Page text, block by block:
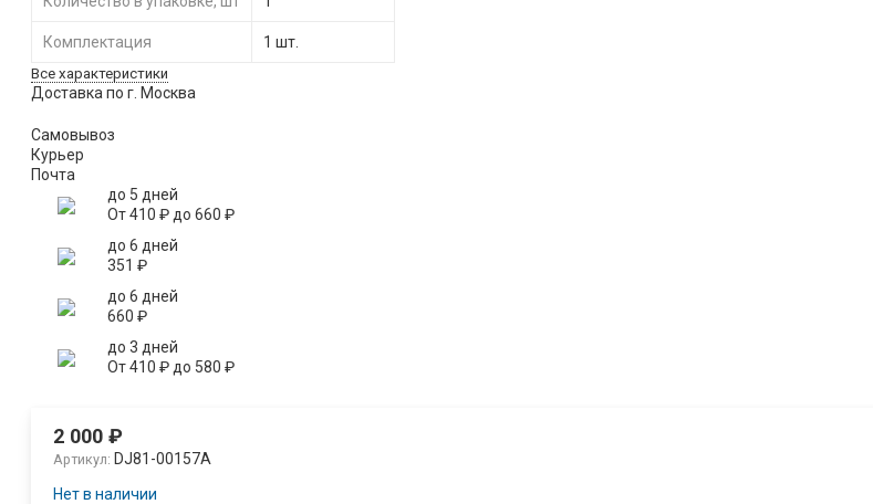
Комплектация 1 шт.
Все характеристики
Доставка по г. Москва
Самовывоз
Курьер
Почта
до 5 дней
От410 ₽ до 660 ₽
до 6 дней
351 ₽
до 6 дней
660 ₽
до 3 дней
От410 ₽ до 580 ₽
2 000 ₽
Артикул: DJ81-00157A
Нет в наличии